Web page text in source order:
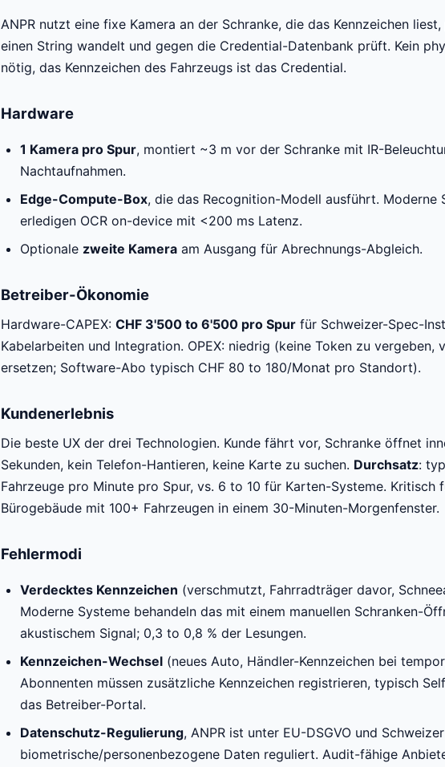
ANPR nutzt eine fixe Kamera an der Schranke, die das Kennzeichen liest,
einen String wandelt und gegen die Credential-Datenbank prüft. Kein
nötig, das Kennzeichen des Fahrzeugs ist das Credential.
Hardware
1 Kamera pro Spur, montiert ~3 m vor der Schranke mit IR-
Nachtaufnahmen.
Edge-Compute-Box, die das Recognition-Modell ausführt. Moderne
erledigen OCR on-device mit <200 ms Latenz.
Optionale zweite Kamera am Ausgang für Abrechnungs-Abgleich.
Betreiber-Ökonomie
Hardware-CAPEX: CHF 3'500 to 6'500 pro Spur für Schweizer-Spec-
Kabelarbeiten und Integration. OPEX: niedrig (keine Token zu vergeben,
ersetzen; Software-Abo typisch CHF 80 to 180/Monat pro Standort).
Kundenerlebnis
Die beste UX der drei Technologien. Kunde fährt vor, Schranke öffnet
Sekunden, kein Telefon-Hantieren, keine Karte zu suchen. Durchsatz:
Fahrzeuge pro Minute pro Spur, vs. 6 to 10 für Karten-Systeme. Kritisch
Bürogebäude mit 100+ Fahrzeugen in einem 30-Minuten-Morgenfenster.
Fehlermodi
Verdecktes Kennzeichen (verschmutzt, Fahrradträger davor,
Moderne Systeme behandeln das mit einem manuellen Schranken-
akustischem Signal; 0,3 to 0,8 % der Lesungen.
Kennzeichen-Wechsel (neues Auto, Händler-Kennzeichen bei
Abonnenten müssen zusätzliche Kennzeichen registrieren, typisch
das Betreiber-Portal.
Datenschutz-Regulierung, ANPR ist unter EU-DSGVO und
biometrische/personenbezogene Daten reguliert. Audit-fähige